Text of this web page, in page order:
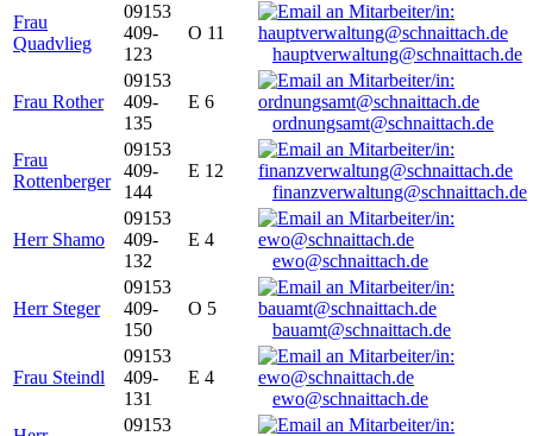
Frau
Quadvlieg
09153
409-
123
O 11
hauptverwaltung@schnaittach.de
Frau Rother
09153
409-
135
E 6
ordnungsamt@schnaittach.de
Frau
Rottenberger
09153
409-
144
E 12
finanzverwaltung@schnaittach.de
Herr Shamo
09153
409-
132
E 4
ewo@schnaittach.de
Herr Steger
09153
409-
150
O 5
bauamt@schnaittach.de
Frau Steindl
09153
409-
131
E 4
ewo@schnaittach.de
09153